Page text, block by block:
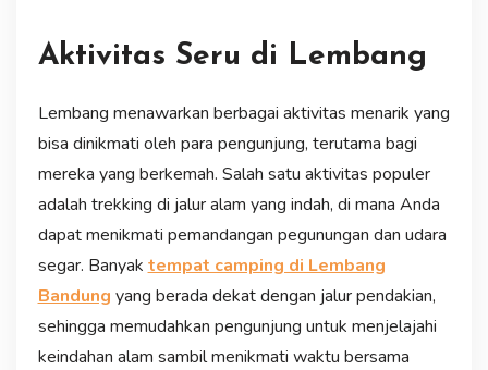
Aktivitas Seru di Lembang
Lembang menawarkan berbagai aktivitas menarik yang
bisa dinikmati oleh para pengunjung, terutama bagi
mereka yang berkemah. Salah satu aktivitas populer
adalah trekking di jalur alam yang indah, di mana Anda
dapat menikmati pemandangan pegunungan dan udara
segar. Banyak tempat camping di Lembang
Bandung yang berada dekat dengan jalur pendakian,
sehingga memudahkan pengunjung untuk menjelajahi
keindahan alam sambil menikmati waktu bersama